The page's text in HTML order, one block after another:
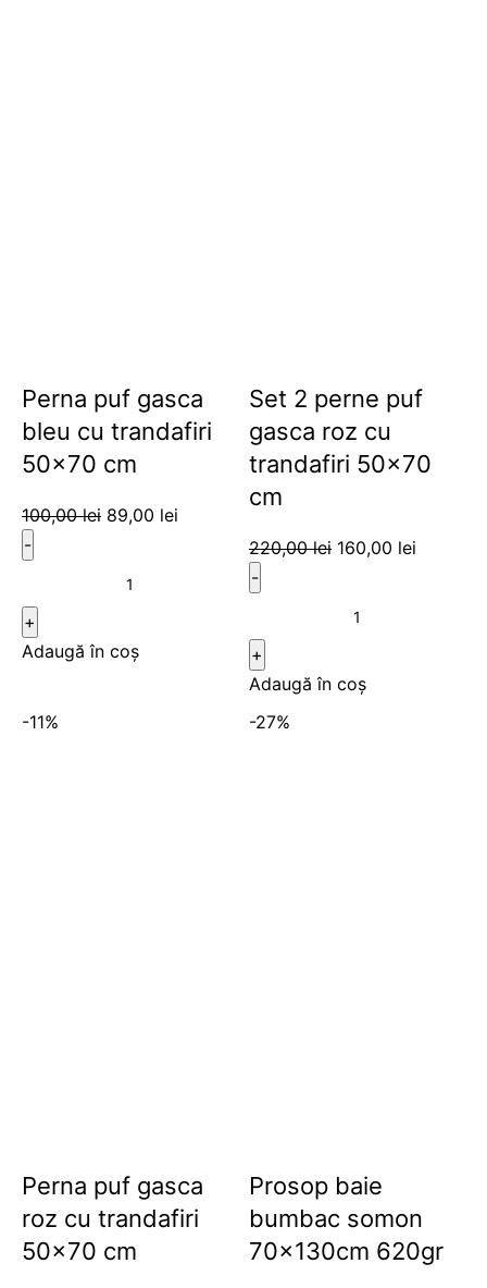
Perna puf gasca
bleu cu trandafiri
50×70 cm
100,00lei 89,00 lei
Adaugă în coș
Set 2 perne puf
gasca roz cu
trandafiri 50×70
cm
220,00lei 160,00 lei
Adaugă în coș
-11%
Perna puf gasca
roz cu trandafiri
50×70 cm
-27%
Prosop baie
bumbac somon
70x130cm 620gr